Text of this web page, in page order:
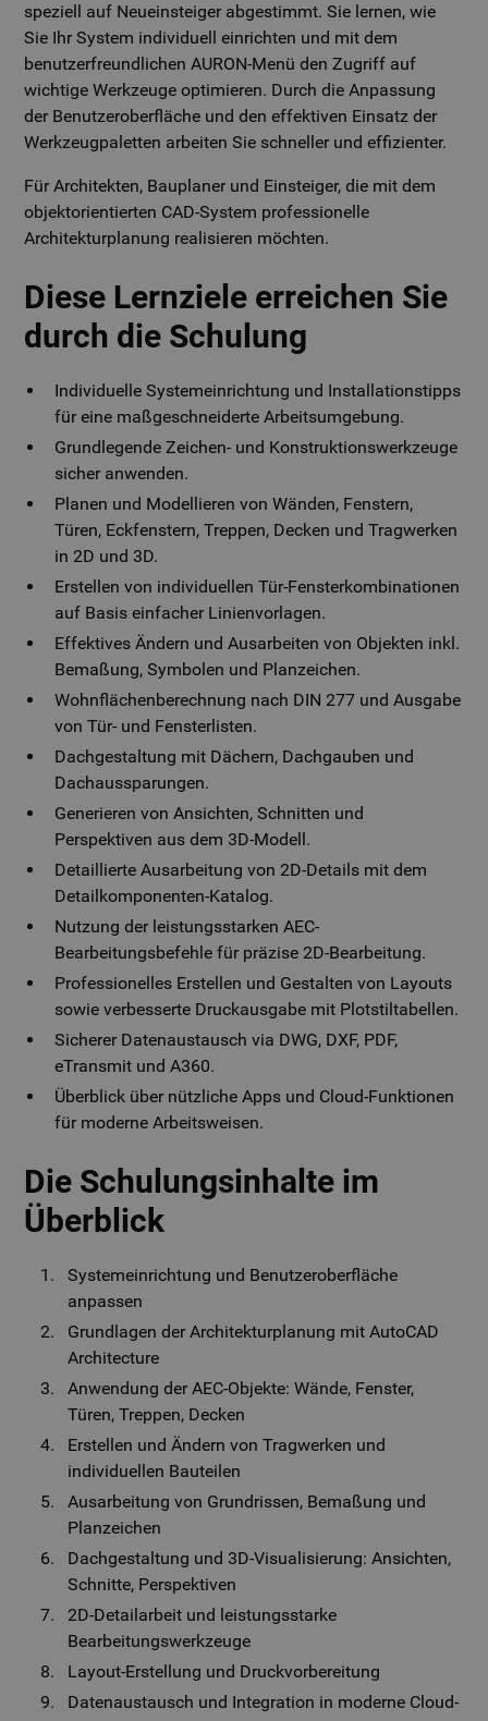
speziell auf Neueinsteiger abgestimmt. Sie lernen, wie
Sie Ihr System individuell einrichten und mit dem
benutzerfreundlichen AURON-Menü den Zugriff auf
wichtige Werkzeuge optimieren. Durch die Anpassung
der Benutzeroberfläche und den effektiven Einsatz der
Werkzeugpaletten arbeiten Sie schneller und effizienter.
Für Architekten, Bauplaner und Einsteiger, die mit dem
objektorientierten CAD-System professionelle
Architekturplanung realisieren möchten.
Diese Lernziele erreichen Sie
durch die Schulung
Individuelle Systemeinrichtung und Installationstipps
für eine maßgeschneiderte Arbeitsumgebung.
Grundlegende Zeichen- und Konstruktionswerkzeuge
sicher anwenden.
Planen und Modellieren von Wänden, Fenstern,
Türen, Eckfenstern, Treppen, Decken und Tragwerken
in 2D und 3D.
Erstellen von individuellen Tür-Fensterkombinationen
auf Basis einfacher Linienvorlagen.
Effektives Ändern und Ausarbeiten von Objekten inkl.
Bemaßung, Symbolen und Planzeichen.
Wohnflächenberechnung nach DIN 277 und Ausgabe
von Tür- und Fensterlisten.
Dachgestaltung mit Dächern, Dachgauben und
Dachaussparungen.
Generieren von Ansichten, Schnitten und
Perspektiven aus dem 3D-Modell.
Detaillierte Ausarbeitung von 2D-Details mit dem
Detailkomponenten-Katalog.
Nutzung der leistungsstarken AEC-
Bearbeitungsbefehle für präzise 2D-Bearbeitung.
Professionelles Erstellen und Gestalten von Layouts
sowie verbesserte Druckausgabe mit Plotstiltabellen.
Sicherer Datenaustausch via DWG, DXF, PDF,
eTransmit und A360.
Überblick über nützliche Apps und Cloud-Funktionen
für moderne Arbeitsweisen.
Die Schulungsinhalte im
Überblick
Systemeinrichtung und Benutzeroberfläche
anpassen
Grundlagen der Architekturplanung mit AutoCAD
Architecture
Anwendung der AEC-Objekte: Wände, Fenster,
Türen, Treppen, Decken
Erstellen und Ändern von Tragwerken und
individuellen Bauteilen
Ausarbeitung von Grundrissen, Bemaßung und
Planzeichen
Dachgestaltung und 3D-Visualisierung: Ansichten,
Schnitte, Perspektiven
2D-Detailarbeit und leistungsstarke
Bearbeitungswerkzeuge
Layout-Erstellung und Druckvorbereitung
Datenaustausch und Integration in moderne Cloud-